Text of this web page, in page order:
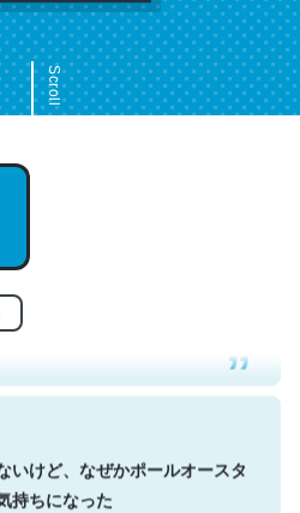
Scroll
レバーなんだろうなと凄く思
は原文もお勧め。自分はこの流
Then Covid hit. Shit.
？ by ラーズ・ヌートバー
いけど、なぜかポールオースタ
持ちになった